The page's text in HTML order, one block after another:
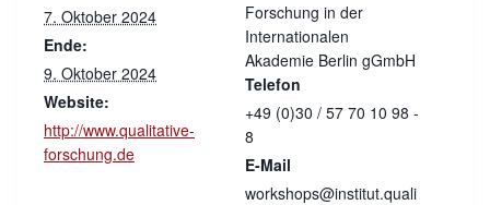
7. Oktober 2024
Ende:
9. Oktober 2024
Website:
http://www.qualitative-
forschung.de
Forschung in der
Internationalen
Akademie Berlin gGmbH
Telefon
+49 (0)30 / 57 70 10 98 -
8
E-Mail
workshops@institut.quali